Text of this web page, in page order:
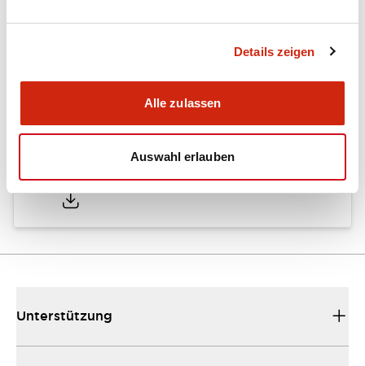
Details zeigen
Alle zulassen
Auswahl erlauben
Unterstützung